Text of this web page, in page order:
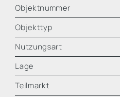
Objektnummer
Objekttyp
Nutzungsart
Lage
Teilmarkt